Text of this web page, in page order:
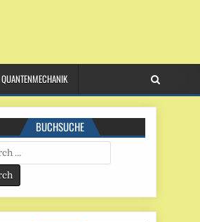
QUANTENMECHANIK
BUCHSUCHE